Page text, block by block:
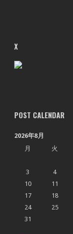
X
POST CALENDAR
2026年8月
月
火
3
4
10
11
17
18
24
25
31